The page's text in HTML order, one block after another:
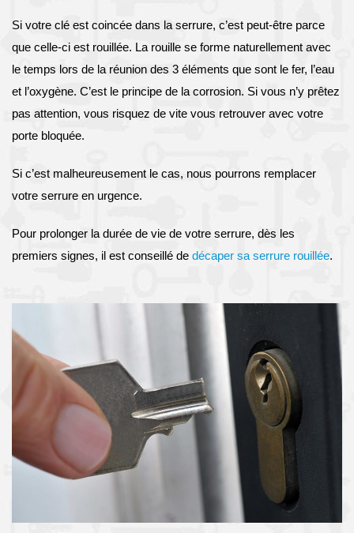
Si votre clé est coincée dans la serrure, c’est peut-être parce
que celle-ci est rouillée. La rouille se forme naturellement avec
le temps lors de la réunion des 3 éléments que sont le fer, l’eau
et l’oxygène. C’est le principe de la corrosion. Si vous n’y prêtez
pas attention, vous risquez de vite vous retrouver avec votre
porte bloquée.
Si c’est malheureusement le cas, nous pourrons remplacer
votre serrure en urgence.
Pour prolonger la durée de vie de votre serrure, dès les
premiers signes, il est conseillé de décaper sa serrure rouillée.